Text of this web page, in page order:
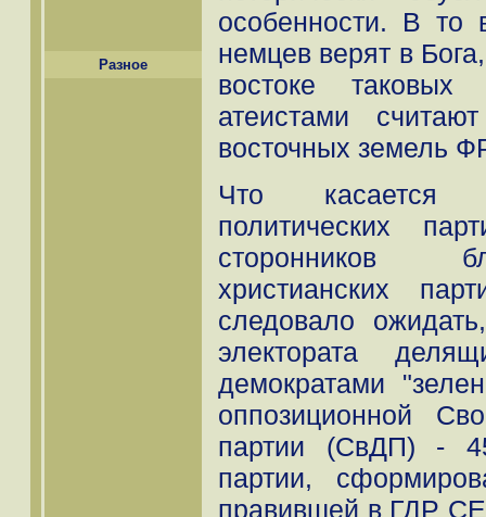
Разное
особенности. В то
немцев верят в
востоке
атеистами
восточных земель
Что касается
политических
сторонников
христианских
следовало
электората
демократами
оппозиционной
партии (СвДП) -
партии,
правившей в ГДР